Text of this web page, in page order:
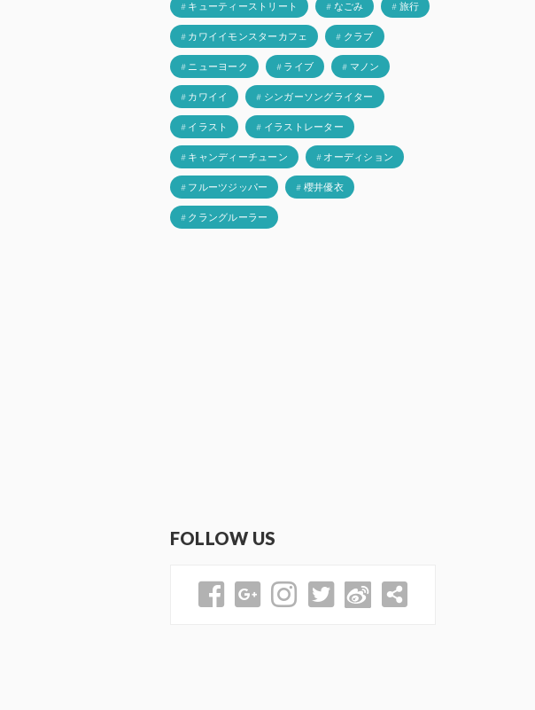
# キューティーストリート # なごみ # 旅行
# カワイイモンスターカフェ # クラブ
# ニューヨーク # ライブ # マノン
# カワイイ # シンガーソングライター
# イラスト # イラストレーター
# キャンディーチューン # オーディション
# フルーツジッパー # 櫻井優衣
# クラングルーラー
FOLLOW US